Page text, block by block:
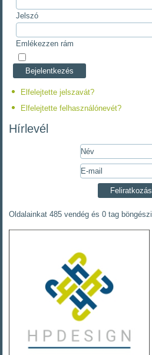
Jelszó
Emlékezzen rám
Elfelejtette jelszavát?
Elfelejtette felhasználónevét?
Hírlevél
Oldalainkat 485 vendég és 0 tag böngészi